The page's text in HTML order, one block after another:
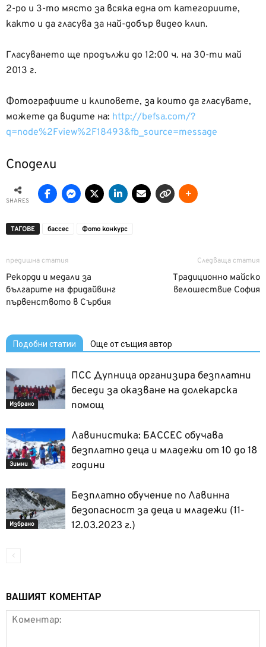
2-ро и 3-то място за всяка една от категориите,
както и да гласува за най-добър видео клип.
Гласуването ще продължи до 12:00 ч. на 30-ти май
2013 г.
Фотографиите и клиповете, за които да гласувате,
можете да видите на: http://befsa.com/?
q=node%2Fview%2F18493&fb_source=message
Сподели
SHARES
ТАГОВЕ бассес Фото конкурс
предишна статия
Рекорди и медали за
българите на фридайвинг
първенството в Сърбия
Следваща статия
Традиционно майско
велошествие София
Подобни статии Още от същия автор
Избрано
ПСС Дупница организира безплатни
беседи за оказване на долекарска
помощ
Зимни
Лавинистика: БАССЕС обучава
безплатно деца и младежи от 10 до 18
години
Избрано
Безплатно обучение по Лавинна
безопасност за деца и младежи (11-
12.03.2023 г.)
ВАШИЯТ КОМЕНТАР